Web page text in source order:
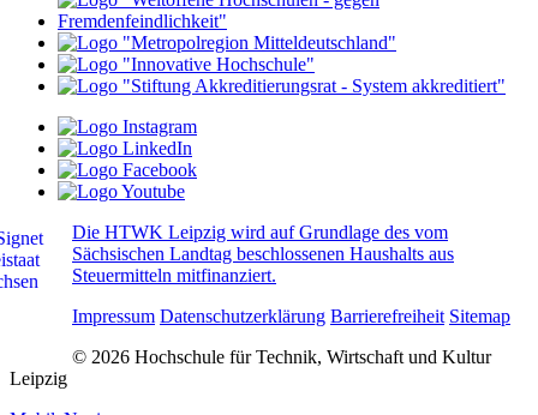
Die HTWK Leipzig wird auf Grundlage des vom
Sächsischen Landtag beschlossenen Haushalts aus
Steuermitteln mitfinanziert.
Impressum Datenschutzerklärung Barrierefreiheit Sitemap
© 2026 Hochschule für Technik, Wirtschaft und Kultur
Leipzig